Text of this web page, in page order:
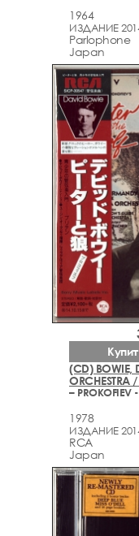
1964
ИЗДАНИЕ
Parlophone
Japan
(CD) BOWIE,
ORCHESTRA
– PROKOFIEV -
1978
ИЗДАНИЕ
RCA
Japan